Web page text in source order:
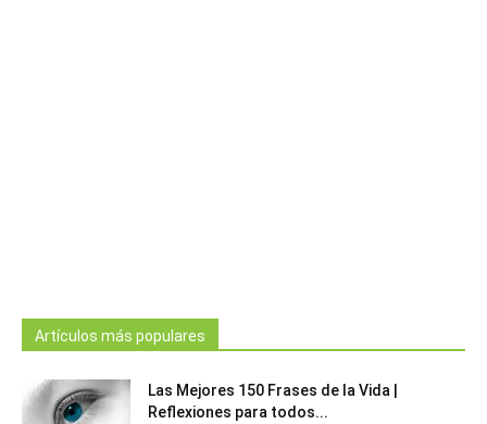
Artículos más populares
Las Mejores 150 Frases de la Vida |
Reflexiones para todos...